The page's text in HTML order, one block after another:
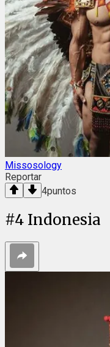
Missosology
Reportar
4puntos
#4 Indonesia